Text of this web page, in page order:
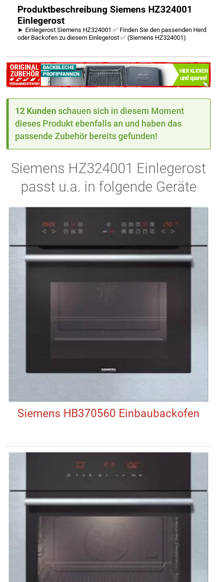
Produktbeschreibung Siemens HZ324001
Einlegerost
► Einlegerost Siemens HZ324001 ✅ Finden Sie den passenden Herd
oder Backofen zu diesem Einlegerost ✅ (Siemens HZ324001)
12 Kunden schauen sich in diesem Moment
dieses Produkt ebenfalls an und haben das
passende Zubehör bereits gefunden!
Siemens HZ324001 Einlegerost
passt u.a. in folgende Geräte
Siemens HB370560 Einbaubackofen